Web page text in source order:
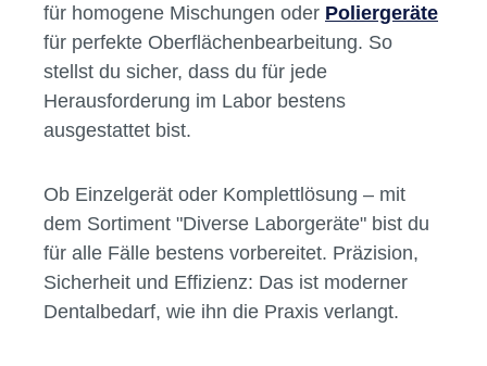
für homogene Mischungen oder Poliergeräte
für perfekte Oberflächenbearbeitung. So
stellst du sicher, dass du für jede
Herausforderung im Labor bestens
ausgestattet bist.
Ob Einzelgerät oder Komplettlösung – mit
dem Sortiment "Diverse Laborgeräte" bist du
für alle Fälle bestens vorbereitet. Präzision,
Sicherheit und Effizienz: Das ist moderner
Dentalbedarf, wie ihn die Praxis verlangt.